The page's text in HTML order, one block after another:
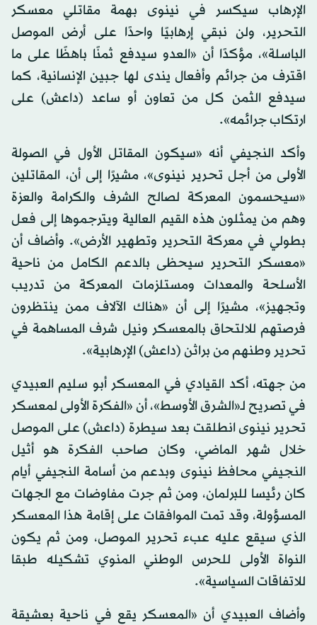
الإرهاب سيكسر في نينوى بهمة مقاتلي معسكر
التحرير، ولن نبقي إرهابيًا واحدًا على أرض الموصل
الباسلة»، مؤكدًا أن «العدو سيدفع ثمنًا باهظًا على ما
اقترف من جرائم وأفعال يندى لها جبين الإنسانية، كما
سيدفع الثمن كل من تعاون أو ساعد (داعش) على
ارتكاب جرائمه».
وأكد النجيفي أنه «سيكون المقاتل الأول في الصولة
الأولى من أجل تحرير نينوى»، مشيرًا إلى أن، المقاتلين
«سيحسمون المعركة لصالح الشرف والكرامة والعزة
وهم من يمثلون هذه القيم العالية ويترجموها إلى فعل
بطولي في معركة التحرير وتطهير الأرض». وأضاف أن
«معسكر التحرير سيحظى بالدعم الكامل من ناحية
الأسلحة والمعدات ومستلزمات المعركة من تدريب
وتجهيز»، مشيرًا إلى أن «هناك الآلاف ممن ينتظرون
فرصتهم للالتحاق بالمعسكر ونيل شرف المساهمة في
تحرير وطنهم من براثن (داعش) الإرهابية».
من جهته، أكد القيادي في المعسكر أبو سليم العبيدي
في تصريح لـ«الشرق الأوسط»، أن «الفكرة الأولى لمعسكر
تحرير نينوى انطلقت بعد سيطرة (داعش) على الموصل
خلال شهر الماضي، وكان صاحب الفكرة هو أثيل
النجيفي محافظ نينوى وبدعم من أسامة النجيفي أيام
كان رئيسا للبرلمان، ومن ثم جرت مفاوضات مع الجهات
المسؤولة، وقد تمت الموافقات على إقامة هذا المعسكر
الذي سيقع عليه عبء تحرير الموصل، ومن ثم يكون
النواة الأولى للحرس الوطني المنوي تشكيله طبقا
للاتفاقات السياسية».
وأضاف العبيدي أن «المعسكر يقع في ناحية بعشيقة